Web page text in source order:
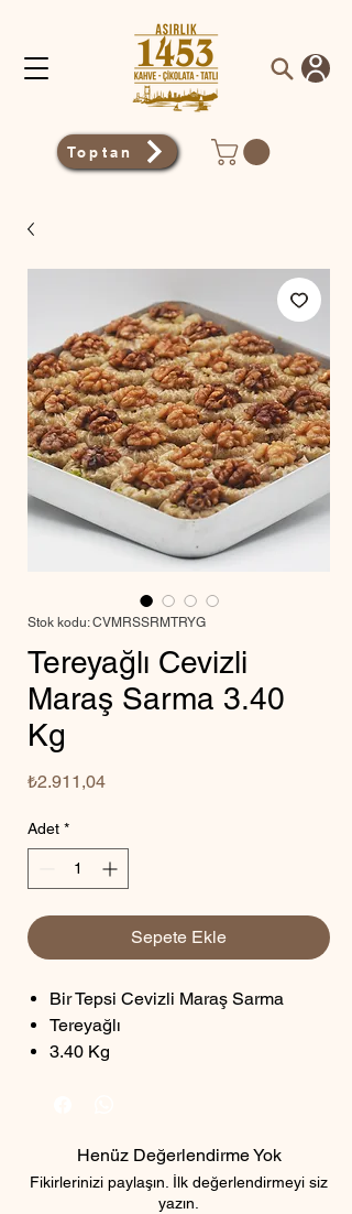
Toptan
Stok kodu: CVMRSSRMTRYG
Tereyağlı Cevizli
Maraş Sarma 3.40
Kg
₺2.911,04Fiyat
Adet *
Sepete Ekle
Bir Tepsi Cevizli Maraş Sarma
Tereyağlı
3.40 Kg
Henüz Değerlendirme Yok
Fikirlerinizi paylaşın. İlk değerlendirmeyi siz
yazın.